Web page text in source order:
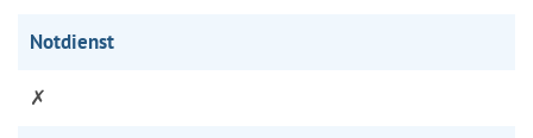
Notdienst
✗